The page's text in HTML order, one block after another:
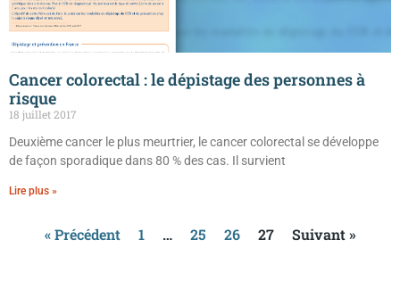
Cancer colorectal : le dépistage des personnes à
risque
18 juillet 2017
Deuxième cancer le plus meurtrier, le cancer colorectal se développe
de façon sporadique dans 80 % des cas. Il survient
Lire plus »
« Précédent 1 … 25 26 27 Suivant »